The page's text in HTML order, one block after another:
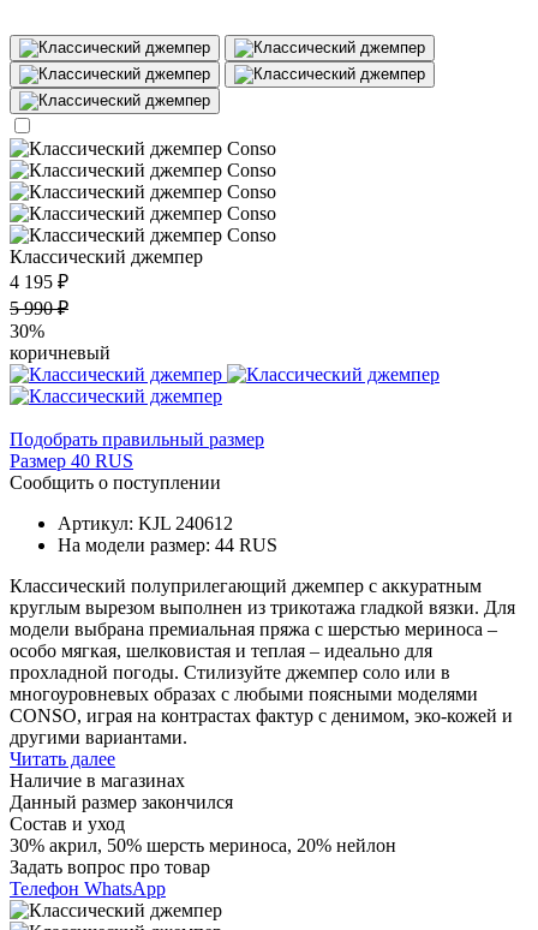
Классический джемпер
4 195 ₽
5 990 ₽
30%
коричневый
Подобрать правильный размер
Размер 40 RUS
Сообщить о поступлении
Артикул: KJL 240612
На модели размер: 44 RUS
Классический полуприлегающий джемпер с аккуратным
круглым вырезом выполнен из трикотажа гладкой вязки. Для
модели выбрана премиальная пряжа с шерстью мериноса –
особо мягкая, шелковистая и теплая – идеально для
прохладной погоды. Стилизуйте джемпер соло или в
многоуровневых образах с любыми поясными моделями
CONSO, играя на контрастах фактур с денимом, эко-кожей и
другими вариантами.
Читать далее
Наличие в магазинах
Данный размер закончился
Состав и уход
30% акрил, 50% шерсть мериноса, 20% нейлон
Задать вопрос про товар
Телефон WhatsApp